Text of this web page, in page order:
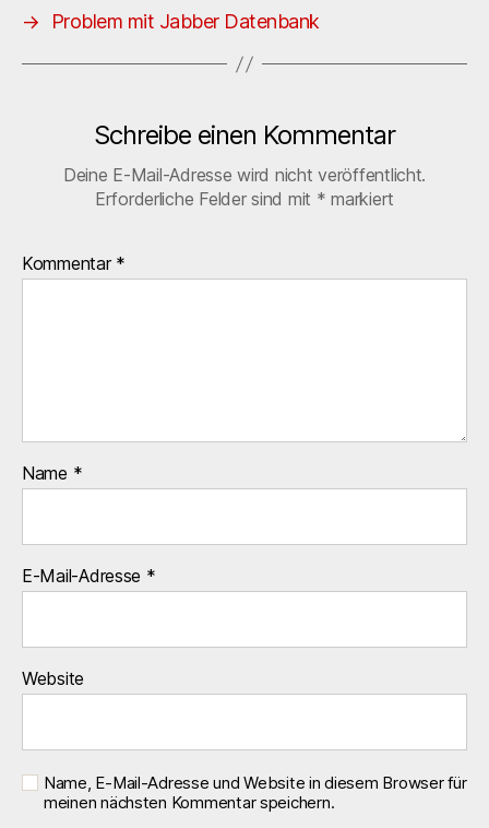
→
Problem mit Jabber Datenbank
Schreibe einen Kommentar
Deine E-Mail-Adresse wird nicht veröffentlicht.
Erforderliche Felder sind mit * markiert
Kommentar *
Name *
E-Mail-Adresse *
Website
Name, E-Mail-Adresse und Website in diesem Browser für
meinen nächsten Kommentar speichern.